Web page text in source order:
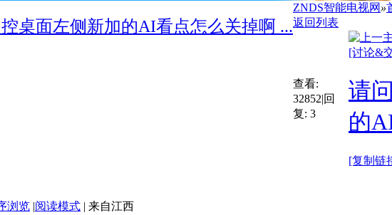
ZNDS智能电视网 »
桌面左侧新加的AI看点怎么关掉啊 ...返回列表
查看:
32852|回
复: 3
[讨论&
请
的
[复制链
浏览 |阅读模式 | 来自江西